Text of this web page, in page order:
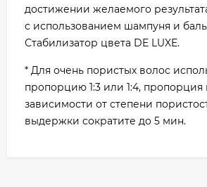
достижении желаемого
с использованием шампуня и
Стабилизатор цвета DE LUXE.
* Для очень пористых волос
пропорцию 1:3 или 1:4, пропорция
зависимости от степени
выдержки сократите до 5 мин.